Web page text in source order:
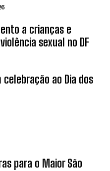
a crianças e
sexual no DF
ao Dia dos
para o Maior São